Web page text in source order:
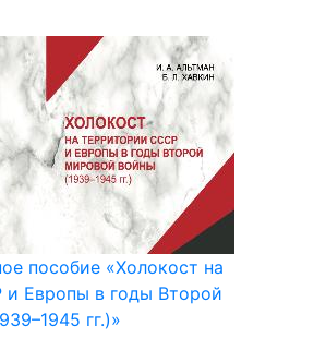
пособие «Холокост на
Европы в годы Второй
гг.)»